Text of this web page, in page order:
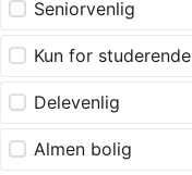
Seniorvenlig
Kun for studerende
Delevenlig
Almen bolig